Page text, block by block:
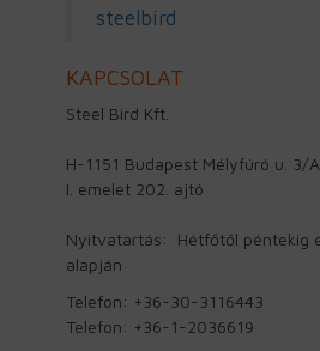
steelbird
KAPCSOLAT
Steel Bird Kft.
H-1151 Budapest Mélyfúró u. 3/A
I. emelet 202. ajtó
Nyitvatartás: Hétfőtől péntekig
alapján
Telefon: +36-30-3116443
Telefon: +36-1-2036619